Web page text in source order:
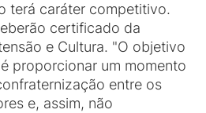
terá caráter competitivo.
certificado da
e Cultura. "O objetivo
proporcionar um momento
entre os
e, assim, não